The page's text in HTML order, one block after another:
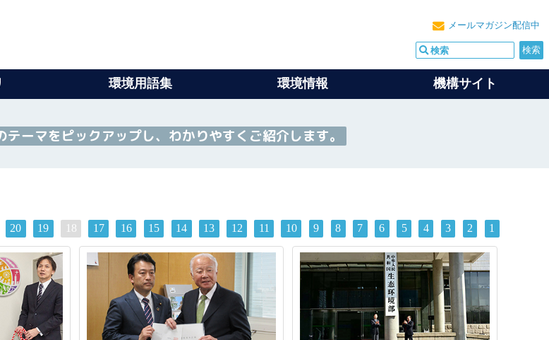
メールマガジン配信中
環境用語集 環境情報 機構サイト
ーマをピックアップし、わかりやすくご紹介します。
20 19 18 17 16 15 14 13 12 11 10 9 8 7 6 5 4 3 2 1